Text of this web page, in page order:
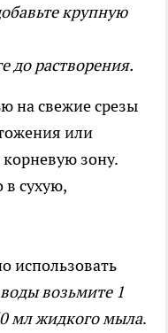
крупную
до растворения.
на свежие срезы
или
зону.
в сухую,
использовать
возьмите 1
мл жидкого мыла.